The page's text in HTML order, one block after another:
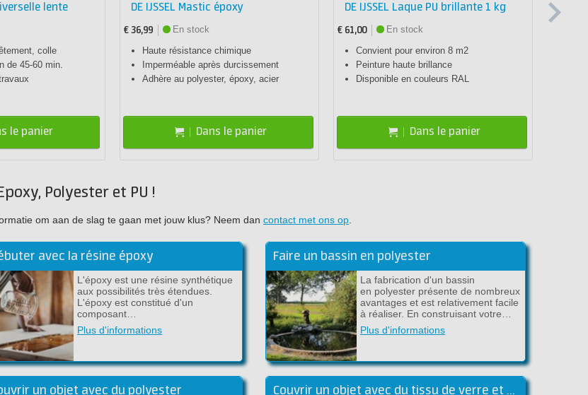
lente
colle
de 45-60 min.
le panier
DE IJSSEL Mastic époxy
€ 36,99
En stock
Haute résistance chimique
Imperméable après durcissement
Adhère au polyester, époxy, acier
Dans le panier
DE IJSSEL Laque PU brillante 1 kg
€ 61,00
En stock
Convient pour environ 8 m2
Peinture haute brillance
Disponible en couleurs RAL
Dans le panier
Tissu
Polyester et PU !
om aan de slag te gaan met jouw klus? Neem dan contact met ons op
avec la résine époxy
L'époxy est une résine synthétique
aux possibilités très étendues.
L'époxy est constitué d'un
composant…
Plus d'informations
Faire un bassin en polyester
La fabrication d'un bassin
en polyester présente de nombreux
avantages et est relativement facile
à réaliser. En construisant votre…
Plus d'informations
un objet avec du polyester Couvrir un objet avec du tissu de verre et de l'époxy